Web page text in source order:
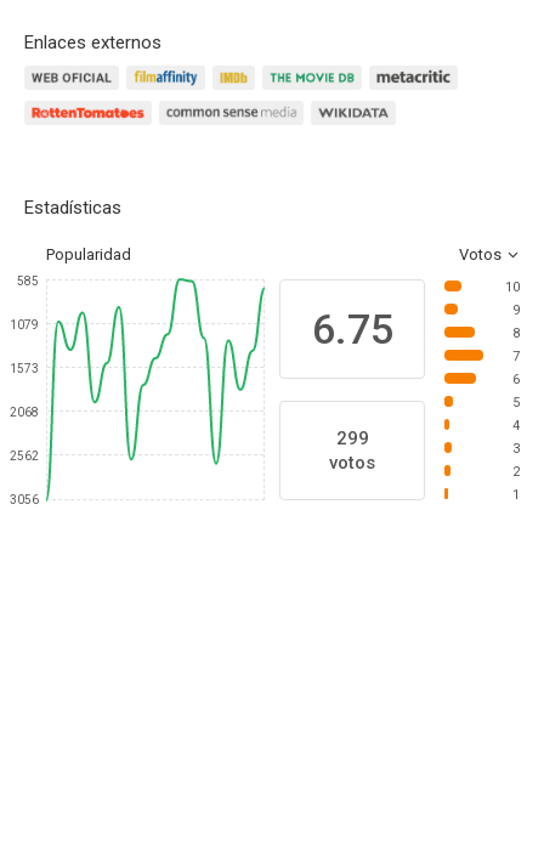
Enlaces externos
Estadísticas
Popularidad Votos
585
1079
1573
2068
2562
3056
6.75
299
votos
10
9
8
7
6
5
4
3
2
1